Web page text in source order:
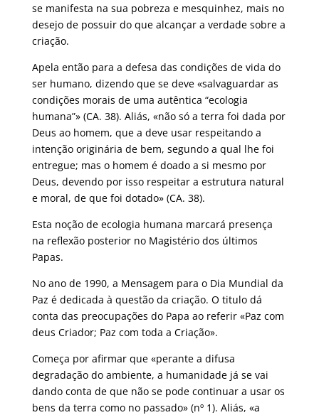
se manifesta na sua pobreza e mesquinhez, mais no
desejo de possuir do que alcançar a verdade sobre a
criação.
Apela então para a defesa das condições de vida do
ser humano, dizendo que se deve «salvaguardar as
condições morais de uma autêntica “ecologia
humana”» (CA. 38). Aliás, «não só a terra foi dada por
Deus ao homem, que a deve usar respeitando a
intenção originária de bem, segundo a qual lhe foi
entregue; mas o homem é doado a si mesmo por
Deus, devendo por isso respeitar a estrutura natural
e moral, de que foi dotado» (CA. 38).
Esta noção de ecologia humana marcará presença
na reflexão posterior no Magistério dos últimos
Papas.
No ano de 1990, a Mensagem para o Dia Mundial da
Paz é dedicada à questão da criação. O titulo dá
conta das preocupações do Papa ao referir «Paz com
deus Criador; Paz com toda a Criação».
Começa por afirmar que «perante a difusa
degradação do ambiente, a humanidade já se vai
dando conta de que não se pode continuar a usar os
bens da terra como no passado» (nº 1). Aliás, «a